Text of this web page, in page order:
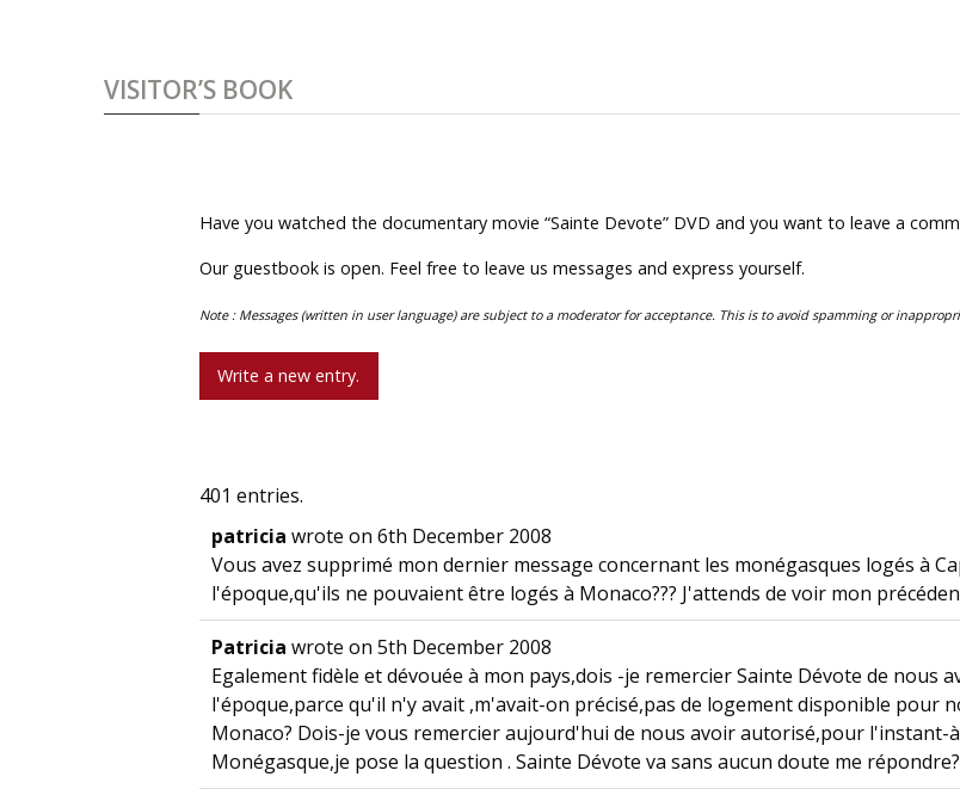
VISITOR’S BOOK
Have you watched the documentary movie “Sainte Devote” DVD and you want to leave a
Our guestbook is open. Feel free to leave us messages and express yourself.
Note : Messages (written in user language) are subject to a moderator for acceptance. This is to avoid spamming or
401 entries.
patricia wrote on 6th December 2008
Vous avez supprimé mon dernier message concernant les monégasques logés à
l'époque,qu'ils ne pouvaient être logés à Monaco??? J'attends de voir mon
Patricia wrote on 5th December 2008
Egalement fidèle et dévouée à mon pays,dois -je remercier Sainte Dévote de nous
l'époque,parce qu'il n'y avait ,m'avait-on précisé,pas de logement disponible pour
Monaco? Dois-je vous remercier aujourd'hui de nous avoir autorisé,pour l'instant-
Monégasque,je pose la question . Sainte Dévote va sans aucun doute me répondre?